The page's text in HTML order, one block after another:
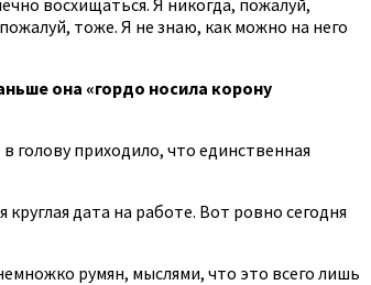
тоже. Я не знаю, как можно на него
она «гордо носила корону
голову приходило, что единственная
дата на работе. Вот ровно сегодня
румян, мыслями, что это всего лишь